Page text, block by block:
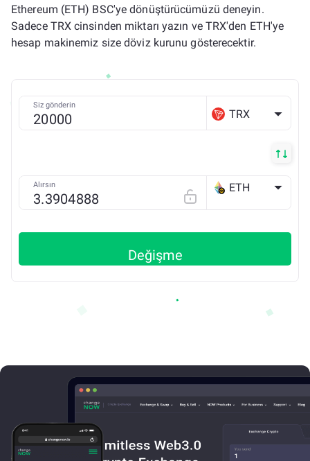
Ethereum (ETH) BSC'ye dönüştürücümüzü deneyin.
Sadece TRX cinsinden miktarı yazın ve TRX'den ETH'ye
hesap makinemiz size döviz kurunu gösterecektir.
Siz gönderin
TRX
Alırsın ETH
Değişme